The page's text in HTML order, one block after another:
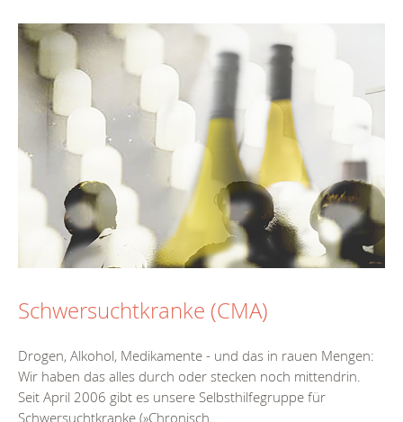
Schwersuchtkranke (CMA)
Drogen, Alkohol, Medikamente - und das in rauen Mengen:
Wir haben das alles durch oder stecken noch mittendrin.
Seit April 2006 gibt es unsere Selbsthilfegruppe für
Schwersuchtkranke (»Chronisch...